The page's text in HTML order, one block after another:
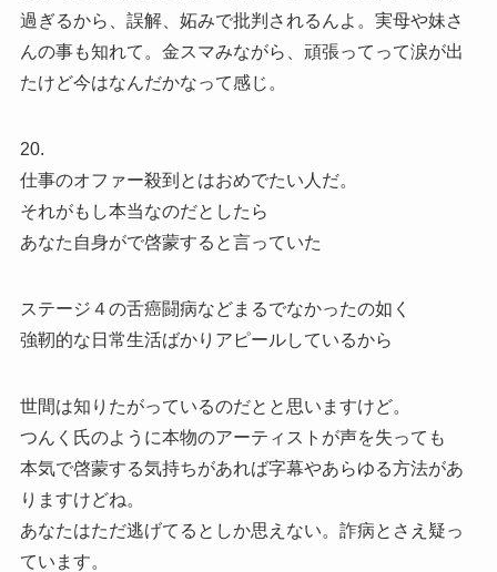
過ぎるから、誤解、妬みで批判されるんよ。実母や妹さ
んの事も知れて。金スマみながら、頑張ってって涙が出
たけど今はなんだかなって感じ。
20.
仕事のオファー殺到とはおめでたい人だ。
それがもし本当なのだとしたら
あなた自身がで啓蒙すると言っていた
ステージ４の舌癌闘病などまるでなかったの如く
強靭的な日常生活ばかりアピールしているから
世間は知りたがっているのだとと思いますけど。
つんく氏のように本物のアーティストが声を失っても
本気で啓蒙する気持ちがあれば字幕やあらゆる方法があ
りますけどね。
あなたはただ逃げてるとしか思えない。詐病とさえ疑っ
ています。